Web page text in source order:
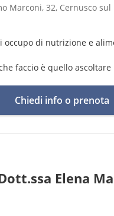
Marconi, 32, Cernusco sul
occupo di nutrizione e
faccio è quello
Chiedi info o prenota
Elena